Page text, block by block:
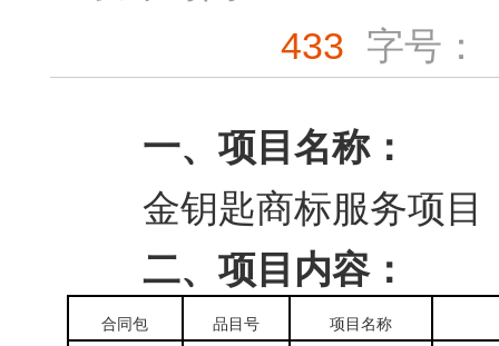
433 字号：
一、项目名称：
金钥匙商标服务项目
二、项目内容：
合同包 品目号 项目名称